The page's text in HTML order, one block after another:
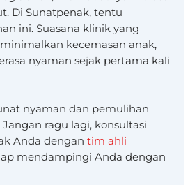
Di Sunatpenak, tentu
ini. Suasana klinik yang
kecemasan anak,
nyaman sejak pertama kali
nyaman dan pemulihan
ragu lagi, konsultasi
Anda dengantim ahli
mendampingi Anda dengan